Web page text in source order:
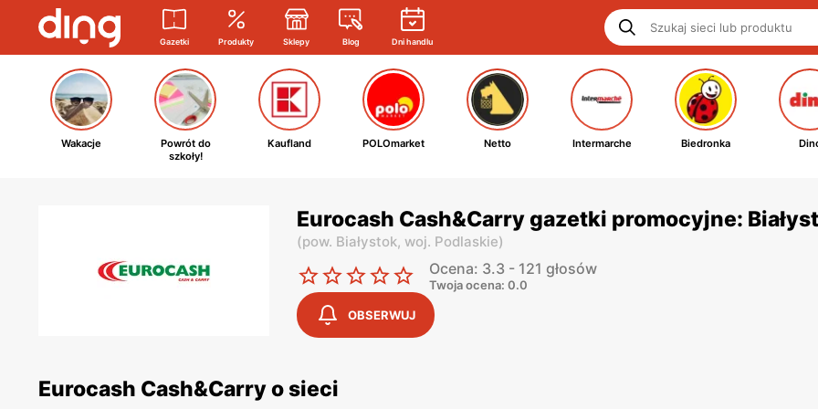
Gazetki Produkty Sklepy Blog Dni handlu
Wakacje
Powrót do
szkoły!
Kaufland POLOmarket Netto Intermarche Biedronka
Eurocash Cash&Carry gazetki promocyjne:
(pow. Białystok, woj. Podlaskie)
Ocena: 3.3 - 121 głosów
Twoja ocena: 0.0
OBSERWUJ
Eurocash Cash&Carry o sieci